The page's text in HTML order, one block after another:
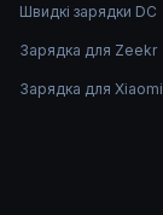
Швидкі зарядки DC
Зарядка для Zeekr
Зарядка для Xiaomi